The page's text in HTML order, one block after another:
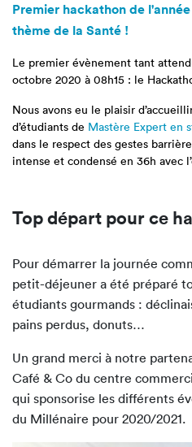
Premier hackathon de
thème de la Santé !
Le premier évènement tant
octobre 2020 à 08h15 : le
Nous avons eu le plaisir
d’étudiants de Mastère Expert en
dans le respect des gestes
intense et condensé en 36h avec
Top départ pour ce
Pour démarrer la journée
petit-déjeuner a été préparé
étudiants gourmands :
pains perdus, donuts…
Un grand merci à notre
Café & Co du centre
qui sponsorise les différents
du Millénaire pour 2020/2021.